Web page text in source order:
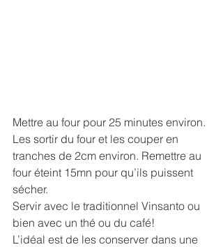
Mettre au four pour 25 minutes environ.
Les sortir du four et les couper en
tranches de 2cm environ. Remettre au
four éteint 15mn pour qu’ils puissent
sécher.
Servir avec le traditionnel Vinsanto ou
bien avec un thé ou du café!
L’idéal est de les conserver dans une